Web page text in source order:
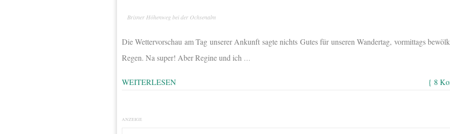
Brixner Höhenweg bei der Ochsenalm
Die Wettervorschau am Tag unserer Ankunft sagte nichts Gutes für unseren Wandertag, vormittags
Regen. Na super! Aber Regine und ich …
WEITERLESEN { 8
ANZEIGE